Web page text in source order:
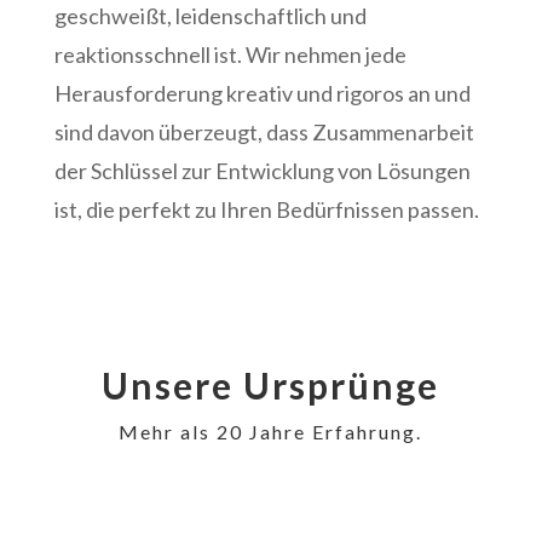
geschweißt, leidenschaftlich und
reaktionsschnell ist. Wir nehmen jede
Herausforderung kreativ und rigoros an und
sind davon überzeugt, dass Zusammenarbeit
der Schlüssel zur Entwicklung von Lösungen
ist, die perfekt zu Ihren Bedürfnissen passen.
Unsere Ursprünge
Mehr als 20 Jahre Erfahrung.